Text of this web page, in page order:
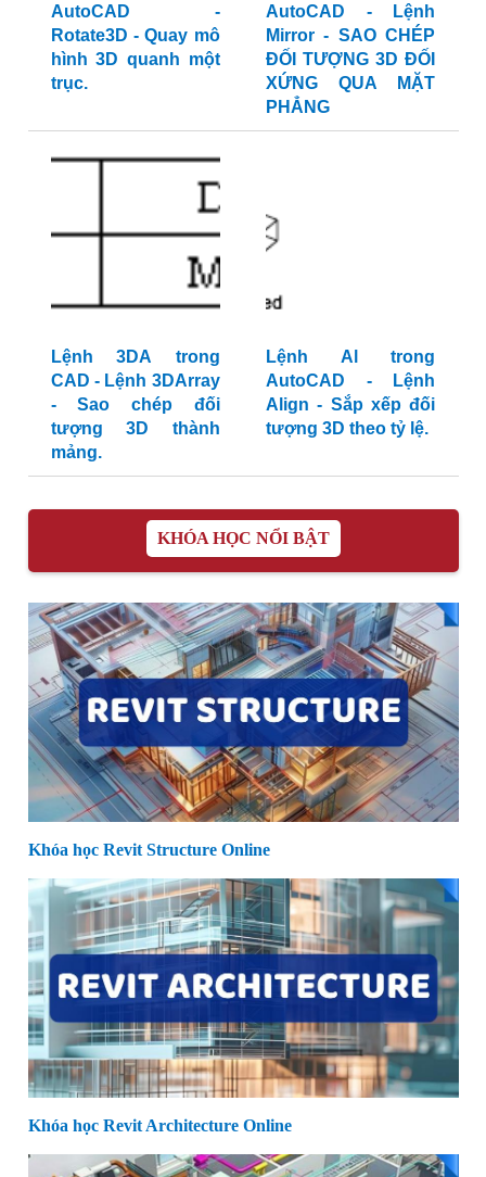
AutoCAD -
Rotate3D - Quay mô
hình 3D quanh một
trục.
AutoCAD - Lệnh
Mirror - SAO CHÉP
ĐỐI TƯỢNG 3D ĐỐI
XỨNG QUA MẶT
PHẲNG
Lệnh 3DA trong
CAD - Lệnh 3DArray
- Sao chép đối
tượng 3D thành
mảng.
Lệnh Al trong
AutoCAD - Lệnh
Align - Sắp xếp đối
tượng 3D theo tỷ lệ.
KHÓA HỌC NỔI BẬT
Khóa học Revit Structure Online
Khóa học Revit Architecture Online